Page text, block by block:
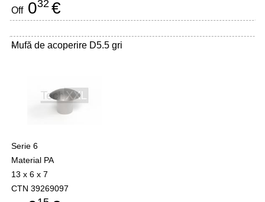
Off032 €
Mufă de acoperire D5.5 gri
-
Serie 6
Material PA
13 x 6 x 7
CTN 39269097